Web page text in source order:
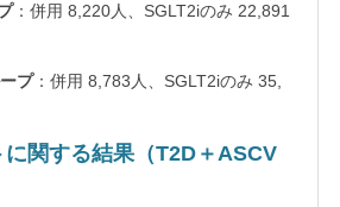
：併用 8,220人、SGLT2iのみ 22,891
プ：併用 8,783人、SGLT2iのみ 35,
関する結果（T2D＋ASCV